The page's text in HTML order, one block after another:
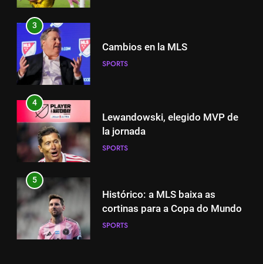
4
Lewandowski, elegido MVP de
5
Histórico: a MLS baixa as
cortinas para a Copa do Mundo
6
A lesão sofrida por Leo Messi já
é conhecida
3
Cambios en la MLS
SPORTS
4
Lewandowski, elegido MVP de
la jornada
SPORTS
5
Histórico: a MLS baixa as
cortinas para a Copa do Mundo
SPORTS